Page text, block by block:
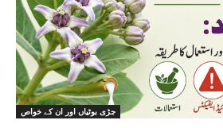
جڑی بوٹیاں اور ان کے خواص